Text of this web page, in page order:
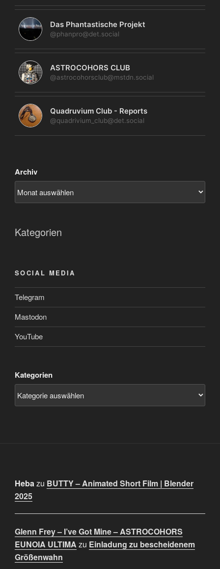
Das Phantastische Projekt
@phanpro@det.social
ASTROCOHORS CLUB
@astrocohorsclub@mstdn.social
Quadruvium Club - Reports
@quadrivium_club@det.social
Archiv
Kategorien
SOCIAL MEDIA
Telegram
Mastodon
YouTube
Kategorien
Hebazu BUTTY – Animated Short Film | Blender
2025
Glenn Frey – I’ve Got Mine – ASTROCOHORS
EUNOIA ULTIMA zu Einladung zu bescheidenem
Größenwahn